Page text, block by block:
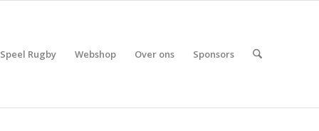
Speel Rugby Webshop Over ons Sponsors